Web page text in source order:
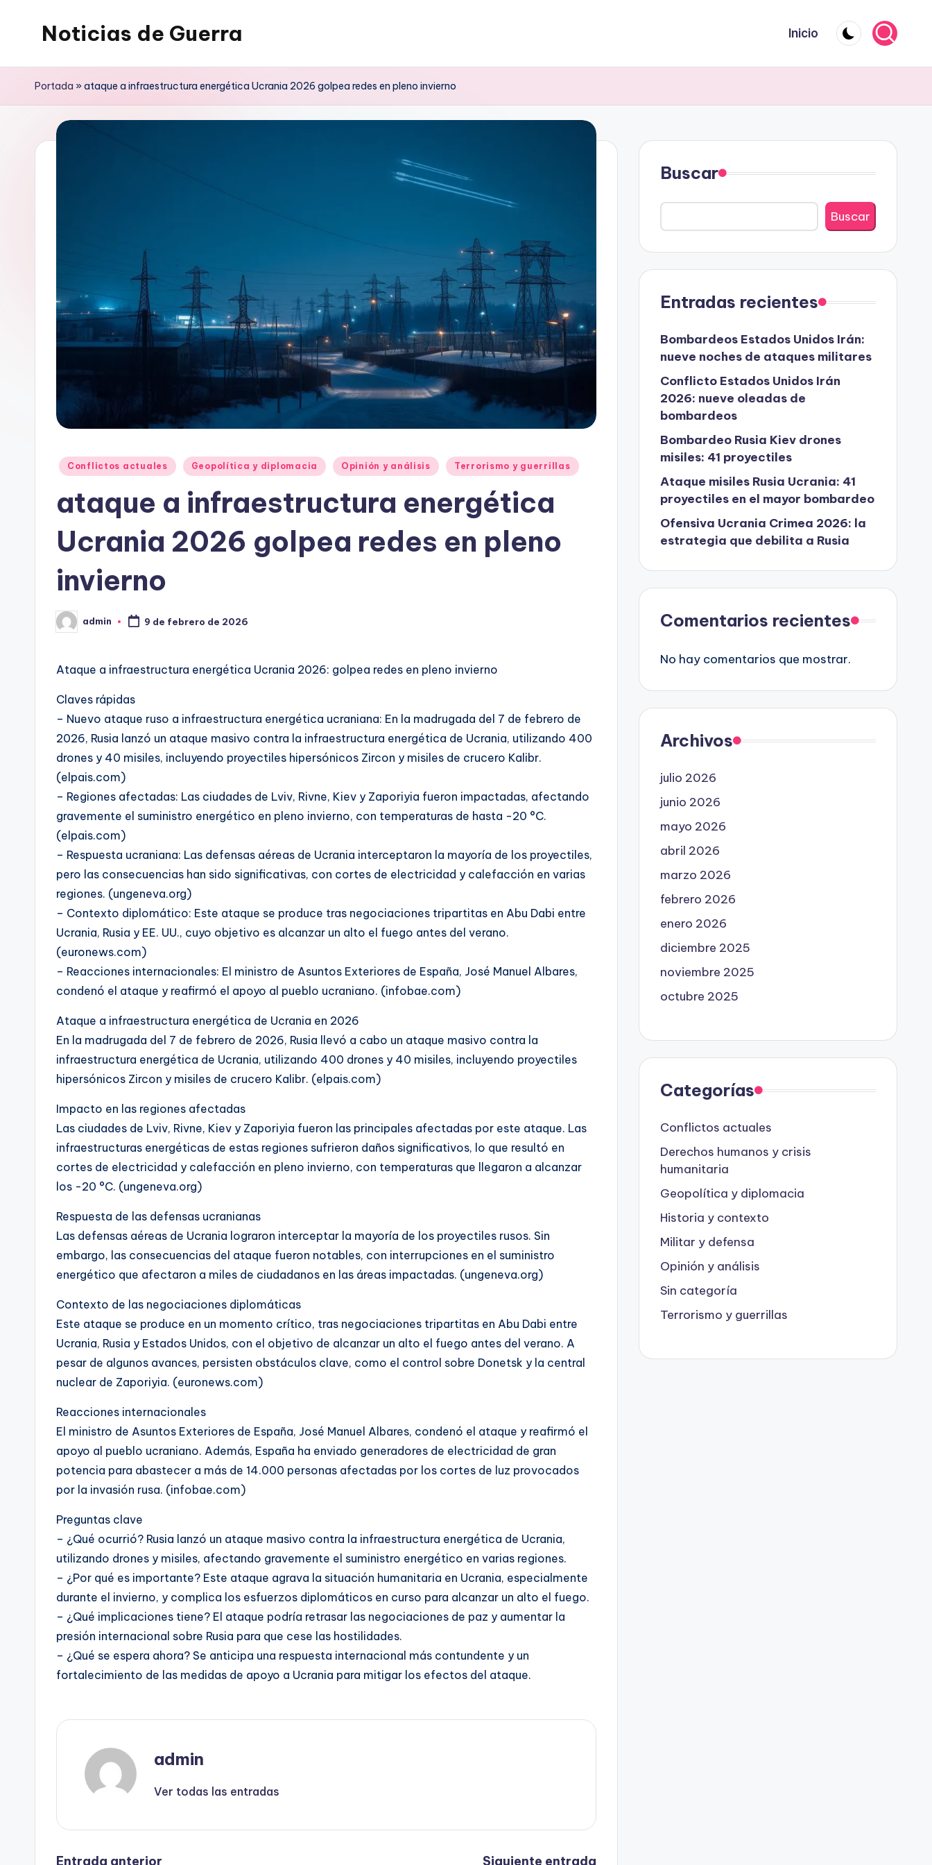
Noticias de Guerra Inicio
Portada »ataque a infraestructura energética Ucrania 2026 golpea redes en pleno invierno
Publicado
Conflictos actuales Geopolítica y diplomacia Opinión y análisis Terrorismo y guerrillas
ataque a infraestructura energética
Ucrania 2026 golpea redes en pleno
invierno
Publicado
por
admin 9 de febrero de 2026
Ataque a infraestructura energética Ucrania 2026: golpea redes en pleno invierno
Claves rápidas
– Nuevo ataque ruso a infraestructura energética ucraniana: En la madrugada del 7 de febrero de
2026, Rusia lanzó un ataque masivo contra la infraestructura energética de Ucrania, utilizando 400
drones y 40 misiles, incluyendo proyectiles hipersónicos Zircon y misiles de crucero Kalibr.
(elpais.com)
– Regiones afectadas: Las ciudades de Lviv, Rivne, Kiev y Zaporiyia fueron impactadas, afectando
gravemente el suministro energético en pleno invierno, con temperaturas de hasta -20 °C.
(elpais.com)
– Respuesta ucraniana: Las defensas aéreas de Ucrania interceptaron la mayoría de los proyectiles,
pero las consecuencias han sido significativas, con cortes de electricidad y calefacción en varias
regiones. (ungeneva.org)
– Contexto diplomático: Este ataque se produce tras negociaciones tripartitas en Abu Dabi entre
Ucrania, Rusia y EE. UU., cuyo objetivo es alcanzar un alto el fuego antes del verano.
(euronews.com)
– Reacciones internacionales: El ministro de Asuntos Exteriores de España, José Manuel Albares,
condenó el ataque y reafirmó el apoyo al pueblo ucraniano. (infobae.com)
Ataque a infraestructura energética de Ucrania en 2026
En la madrugada del 7 de febrero de 2026, Rusia llevó a cabo un ataque masivo contra la
infraestructura energética de Ucrania, utilizando 400 drones y 40 misiles, incluyendo proyectiles
hipersónicos Zircon y misiles de crucero Kalibr. (elpais.com)
Impacto en las regiones afectadas
Las ciudades de Lviv, Rivne, Kiev y Zaporiyia fueron las principales afectadas por este ataque. Las
infraestructuras energéticas de estas regiones sufrieron daños significativos, lo que resultó en
cortes de electricidad y calefacción en pleno invierno, con temperaturas que llegaron a alcanzar
los -20 °C. (ungeneva.org)
Respuesta de las defensas ucranianas
Las defensas aéreas de Ucrania lograron interceptar la mayoría de los proyectiles rusos. Sin
embargo, las consecuencias del ataque fueron notables, con interrupciones en el suministro
energético que afectaron a miles de ciudadanos en las áreas impactadas. (ungeneva.org)
Contexto de las negociaciones diplomáticas
Este ataque se produce en un momento crítico, tras negociaciones tripartitas en Abu Dabi entre
Ucrania, Rusia y Estados Unidos, con el objetivo de alcanzar un alto el fuego antes del verano. A
pesar de algunos avances, persisten obstáculos clave, como el control sobre Donetsk y la central
nuclear de Zaporiyia. (euronews.com)
Reacciones internacionales
El ministro de Asuntos Exteriores de España, José Manuel Albares, condenó el ataque y reafirmó el
apoyo al pueblo ucraniano. Además, España ha enviado generadores de electricidad de gran
potencia para abastecer a más de 14.000 personas afectadas por los cortes de luz provocados
por la invasión rusa. (infobae.com)
Preguntas clave
– ¿Qué ocurrió? Rusia lanzó un ataque masivo contra la infraestructura energética de Ucrania,
utilizando drones y misiles, afectando gravemente el suministro energético en varias regiones.
– ¿Por qué es importante? Este ataque agrava la situación humanitaria en Ucrania, especialmente
durante el invierno, y complica los esfuerzos diplomáticos en curso para alcanzar un alto el fuego.
– ¿Qué implicaciones tiene? El ataque podría retrasar las negociaciones de paz y aumentar la
presión internacional sobre Rusia para que cese las hostilidades.
– ¿Qué se espera ahora? Se anticipa una respuesta internacional más contundente y un
fortalecimiento de las medidas de apoyo a Ucrania para mitigar los efectos del ataque.
admin
Ver todas las entradas
Entrada anterior Siguiente entrada
Buscar
Buscar
Entradas recientes
Bombardeos Estados Unidos Irán:
nueve noches de ataques militares
Conflicto Estados Unidos Irán
2026: nueve oleadas de
bombardeos
Bombardeo Rusia Kiev drones
misiles: 41 proyectiles
Ataque misiles Rusia Ucrania: 41
proyectiles en el mayor bombardeo
Ofensiva Ucrania Crimea 2026: la
estrategia que debilita a Rusia
Comentarios recientes
No hay comentarios que mostrar.
Archivos
julio 2026
junio 2026
mayo 2026
abril 2026
marzo 2026
febrero 2026
enero 2026
diciembre 2025
noviembre 2025
octubre 2025
Categorías
Conflictos actuales
Derechos humanos y crisis
humanitaria
Geopolítica y diplomacia
Historia y contexto
Militar y defensa
Opinión y análisis
Sin categoría
Terrorismo y guerrillas